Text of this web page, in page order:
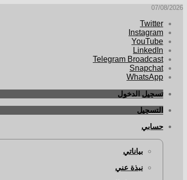
07/08/2026
Twitter
Instagram
YouTube
LinkedIn
Telegram Broadcast
Snapchat
WhatsApp
تسجيل الدخول
التسجيل
حسابي
بياناتي
نبذة عني